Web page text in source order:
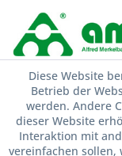
Diese Website
Betrieb der
werden. Andere
dieser Website
Interaktion mit
vereinfachen